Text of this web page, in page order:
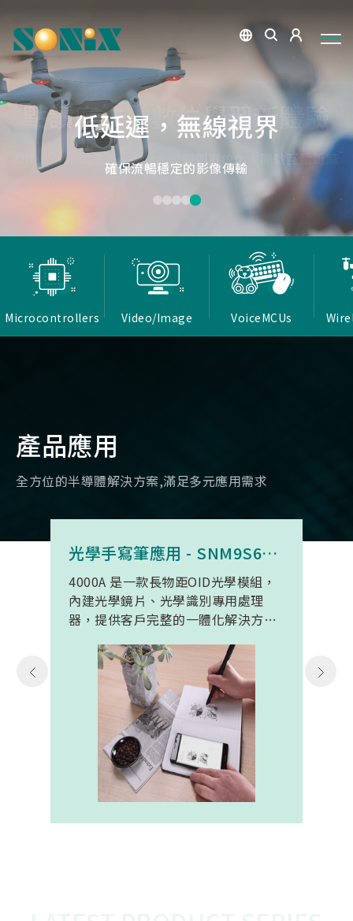
微小核心，巨大力量
松翰MCU：極致效能，智慧應用無所不在
低延遲戰場
Report Rate 性能之巔，松翰電競，掌控每一秒
捕捉每個清晰瞬間
高畫質ISP技術，支援HDR/3D降噪，提供卓越影像處理
能力
點讀魔法，數位學習新體驗
OID光學辨識技術，紙本內容瞬間數位化，開啟互動新篇
章
低延遲，無線視界
確保流暢穩定的影像傳輸
Microcontrollers Video/Image VoiceMCUs
產品應用
全方位的半導體解決方案,滿足多元應用需求
光學手寫筆應用 - SNM9S6100BC4000A
4000A 是一款長物距OID光學模組，
內建光學鏡片、光學識別專用處理
器，提供客戶完整的一體化解決方
置開發。模組在保持小型化的同時，
延伸了可用物距範圍，使其能在離紙
面更遠的位置仍精確讀取碼點，同時
內建的高幀率SoC，能確保書寫筆跡
的連續與準確。 透過4000A模組能有
效縮短客戶開發週期，並確保在小型
裝置中仍維持高精度與穩定度，讓產
品能夠以最自然的方式，將紙本與數
位內容緊密連結。